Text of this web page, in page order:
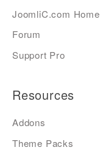
JoomliC.com Home
Forum
Support Pro
Resources
Addons
Theme Packs